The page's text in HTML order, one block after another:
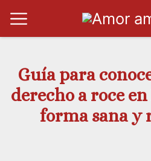
Guía para
derecho a roce
forma sana y